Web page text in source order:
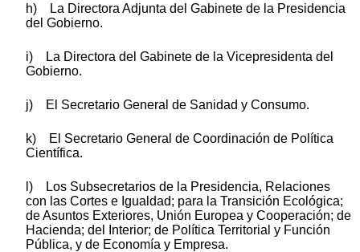
h) La Directora Adjunta del Gabinete de la Presidencia
del Gobierno.
i) La Directora del Gabinete de la Vicepresidenta del
Gobierno.
j) El Secretario General de Sanidad y Consumo.
k) El Secretario General de Coordinación de Política
Científica.
l) Los Subsecretarios de la Presidencia, Relaciones
con las Cortes e Igualdad; para la Transición Ecológica;
de Asuntos Exteriores, Unión Europea y Cooperación; de
Hacienda; del Interior; de Política Territorial y Función
Pública, y de Economía y Empresa.